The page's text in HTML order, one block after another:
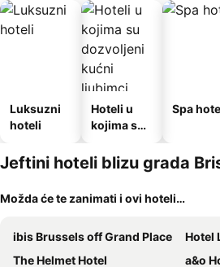
Luksuzni
hoteli
Hoteli u
kojima su
kućni
ljubimci
Spa
Jeftini hoteli blizu grada
Možda će te zanimati i ovi hoteli…
ibis Brussels off Grand Place
Hotel
The Helmet Hotel
a&o